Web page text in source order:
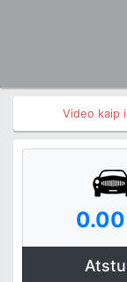
Video kaip
0.00